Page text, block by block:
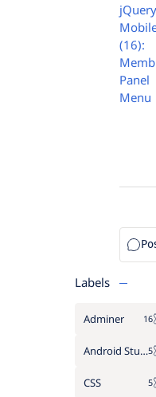
jQuery
(16):
Panel
Menu
Labels
Adminer
Android Studio
CSS